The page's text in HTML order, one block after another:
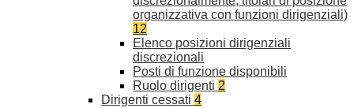
organizzativa con funzioni dirigenziali)
12
Elenco posizioni dirigenziali
discrezionali
Posti di funzione disponibili
Ruolo dirigenti 2
Dirigenti cessati 4